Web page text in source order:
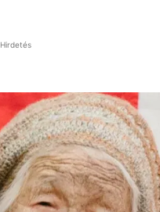
Hirdetés